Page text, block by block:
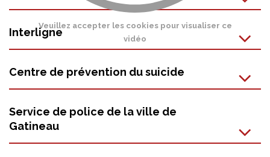
Veuillez accepter les cookies pour visualiser ce
vidéo
Interligne
Centre de prévention du suicide
Service de police de la ville de
Gatineau